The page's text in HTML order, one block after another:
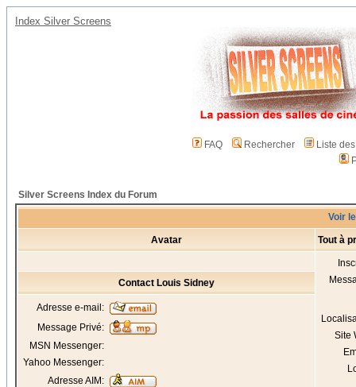
Index Silver Screens
FAQ Rechercher
Liste
Silver Screens Index du Forum
Voir
Avatar Tout à
Site
Contact Louis Sidney
Adresse e-mail:
Message Privé:
MSN Messenger:
Yahoo Messenger:
Adresse AIM: